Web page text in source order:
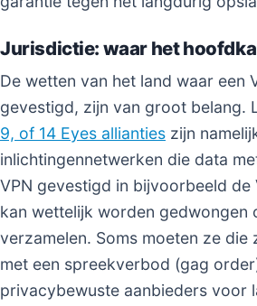
Jurisdictie: waar het
De wetten van het land waar een
gevestigd, zijn van groot belang.
9, of 14 Eyes allianties zijn
inlichtingennetwerken die data
VPN gevestigd in bijvoorbeeld de
kan wettelijk worden gedwongen
verzamelen. Soms moeten ze die
met een spreekverbod (gag
privacybewuste aanbieders voor